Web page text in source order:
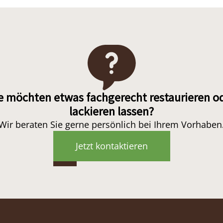
möchten etwas fachgerecht restaurieren
lackieren lassen?
beraten Sie gerne persönlich bei Ihrem
Jetzt kontaktieren